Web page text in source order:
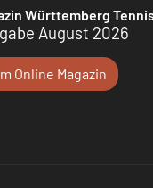
Württemberg
August 2026
Online Magazin